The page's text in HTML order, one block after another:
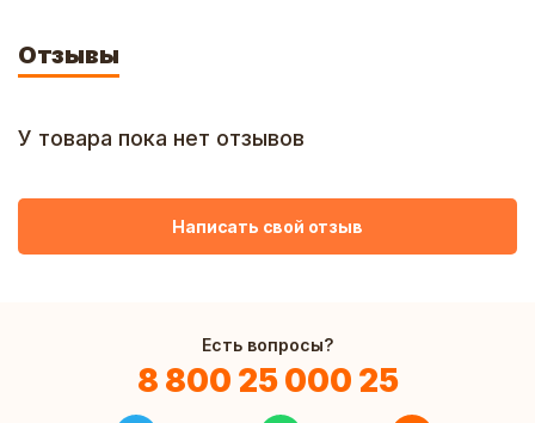
Отзывы
У товара пока нет отзывов
Написать свой отзыв
Есть вопросы?
8 800 25 000 25